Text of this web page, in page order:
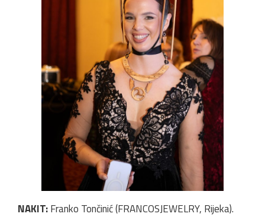
NAKIT:Franko Tončinić (FRANCOSJEWELRY, Rijeka).